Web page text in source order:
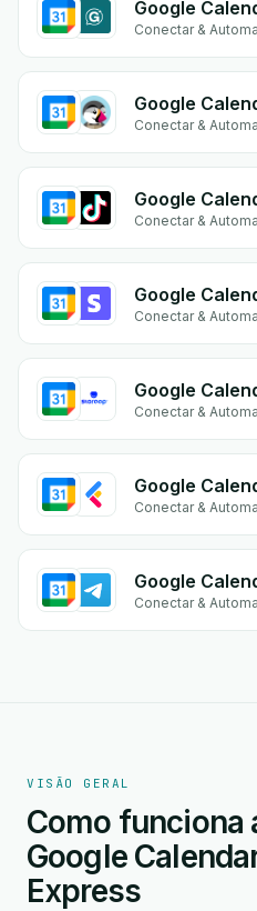
Conectar &
Google
Conectar &
Google
Conectar &
Google
Conectar &
Google
Conectar &
Google
Conectar &
Google
Conectar &
VISÃO GERAL
Como funciona
Google
Express